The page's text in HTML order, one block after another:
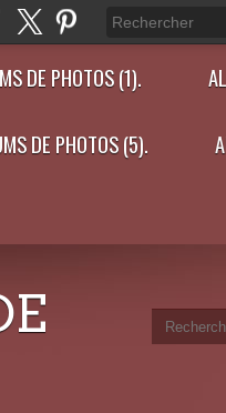
DE PHOTOS (1).
DE PHOTOS (5).